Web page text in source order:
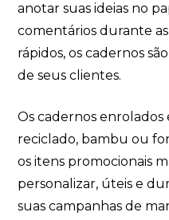
anotar suas ideias no
comentários durante
rápidos, os cadernos
de seus clientes.
Os cadernos enrolados
reciclado, bambu ou
os itens promocionais
personalizar, úteis e
suas campanhas de